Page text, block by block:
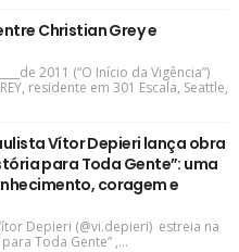
Christian Grey e
2011 (“O Início da Vigência”)
residente em 301 Escala, Seattle,
Vítor Depieri lança obra
para Toda Gente”: uma
coragem e
Depieri (@vi.depieri) estreia na
Toda Gente” ,...